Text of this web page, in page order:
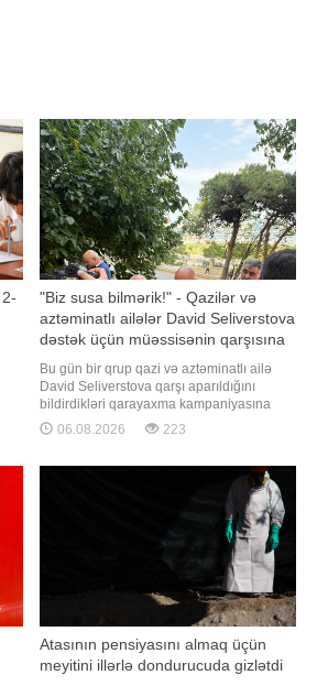
"Biz susa bilmərik!" - Qazilər və
aztəminatlı ailələr David Seliverstova
dəstək üçün müəssisənin qarşısına
toplaşdı
Bu gün bir qrup qazi və aztəminatlı ailə
David Seliverstova qarşı aparıldığını
bildirdikləri qarayaxma kampaniyasına
etiraz əlaməti olaraq onun fəaliyyət
göstərdiyi müəssisənin qarşısına toplaşıb.
06.08.2026 223
Atasının pensiyasını almaq üçün
meyitini illərlə dondurucuda gizlətdi